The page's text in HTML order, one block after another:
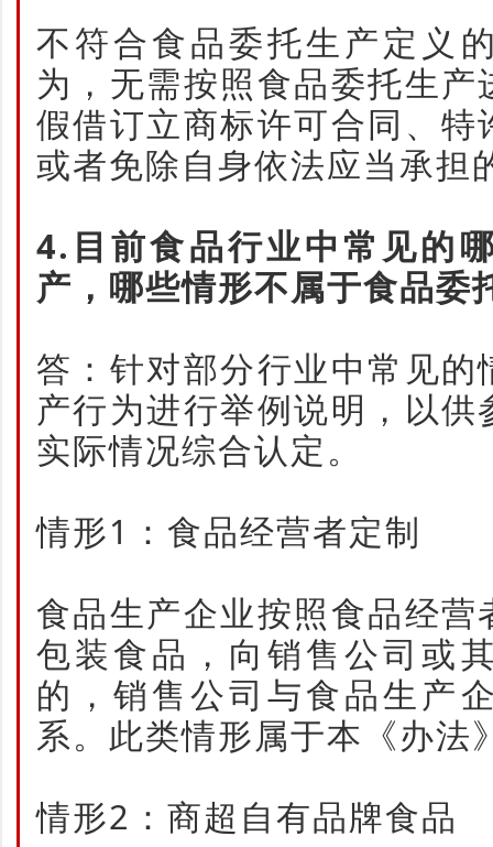
不符合食品委托生产定义
为，无需按照食品委托生
假借订立商标许可合同、
或者免除自身依法应当承担
4.目前食品行业中常见的
产，哪些情形不属于食品委
答：针对部分行业中常见
产行为进行举例说明，以
实际情况综合认定。
情形1：食品经营者定制
食品生产企业按照食品经
包装食品，向销售公司或
的，销售公司与食品生产
系。此类情形属于本《办法
情形2：商超自有品牌食品